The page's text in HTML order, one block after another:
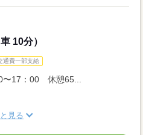
10分）
通費一部支給
17：00 休憩65...
見る